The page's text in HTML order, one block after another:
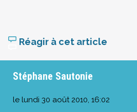
Réagir à cet article
Stéphane Sautonie
le lundi 30 août 2010, 16:02